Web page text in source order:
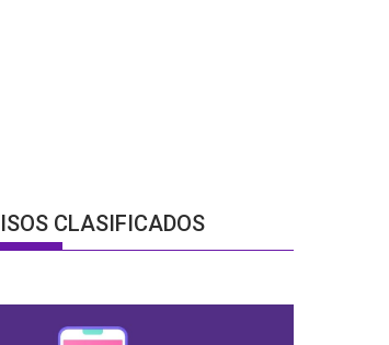
CLASIFICADOS